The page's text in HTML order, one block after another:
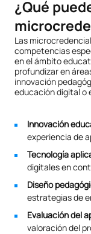
¿Qué
Las
competencias
en el ámbito
profundizar en
innovación
educación digital o
Innovación
experiencia de
Tecnología
digitales en
Diseño
estrategias de
Evaluación del
valoración del